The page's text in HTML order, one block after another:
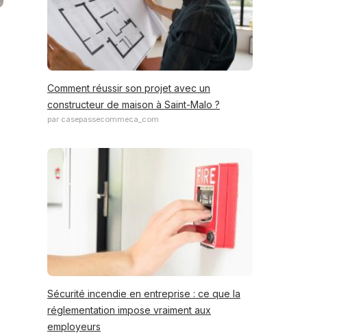
Comment réussir son projet avec un
constructeur de maison à Saint-Malo ?
par casepassecommeca_com
Sécurité incendie en entreprise : ce que la
réglementation impose vraiment aux
employeurs